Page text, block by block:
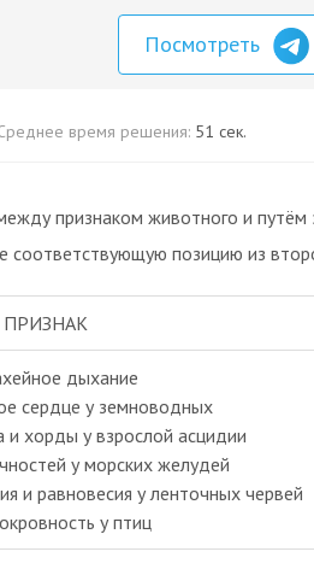
Посмотреть
время решения: 51 сек.
признаком животного и
соответствующую позицию из
ПРИЗНАК
дыхание
сердце у земноводных
и хорды у взрослой асцидии
у морских желудей
и равновесия у ленточных червей
у птиц